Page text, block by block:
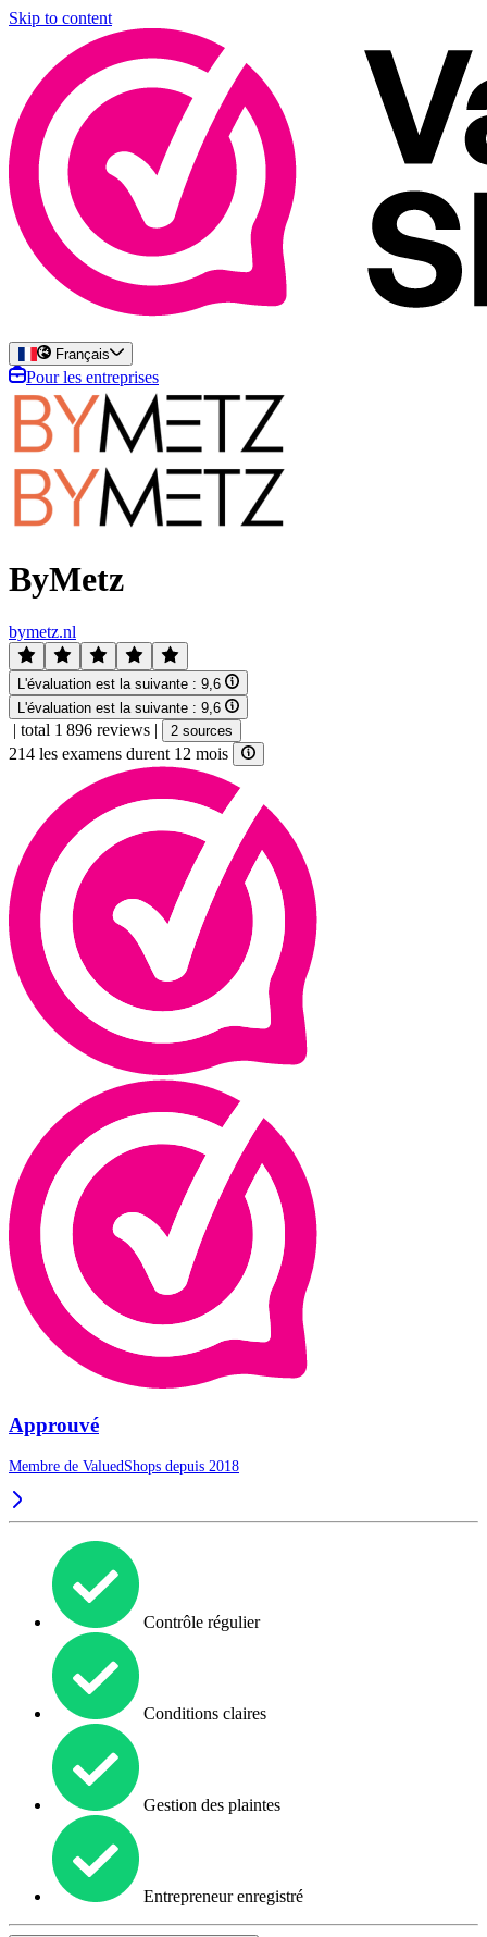
Skip to content
Français
Pour les entreprises
ByMetz
bymetz.nl
L'évaluation est la suivante : 9,6
L'évaluation est la suivante : 9,6
| total 1 896 reviews | 2 sources
214 les examens durent 12 mois
Approuvé
Membre de ValuedShops depuis 2018
Contrôle régulier
Conditions claires
Gestion des plaintes
Entrepreneur enregistré